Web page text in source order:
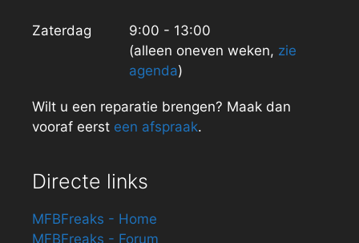
Zaterdag
9:00 - 13:00
(alleen oneven weken, zie
agenda)
Wilt u een reparatie brengen? Maak dan
vooraf eerst een afspraak.
Directe links
MFBFreaks - Home
MFBFreaks - Forum